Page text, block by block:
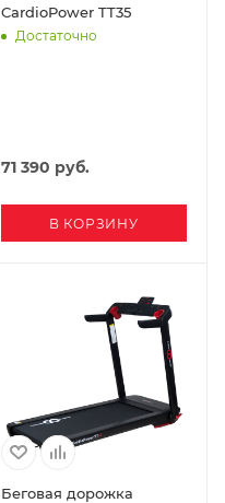
CardioPower TT35
Достаточно
71 390 руб.
В КОРЗИНУ
Беговая дорожка